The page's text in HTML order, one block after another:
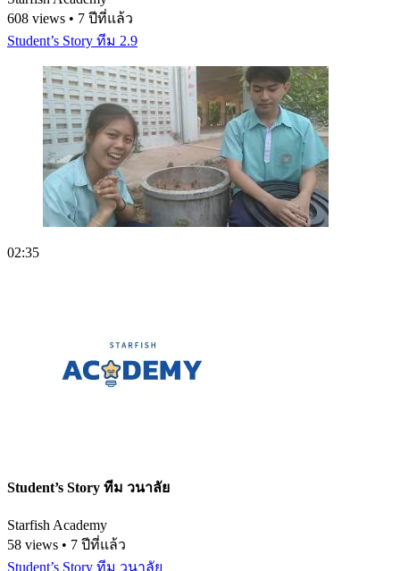
608 views • 7 ปีที่แล้ว
Student’s Story ทีม 2.9
02:35
Student’s Story ทีม วนาลัย
Starfish Academy
58 views • 7 ปีที่แล้ว
Student’s Story ทีม วนาลัย